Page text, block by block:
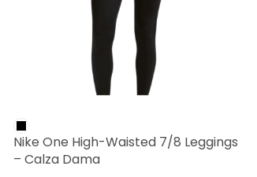
Nike One High-Waisted 7/8 Leggings
– Calza Dama